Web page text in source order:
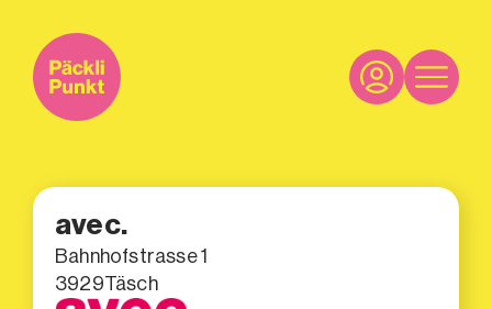
avec.
Bahnhofstrasse 1
3929Täsch